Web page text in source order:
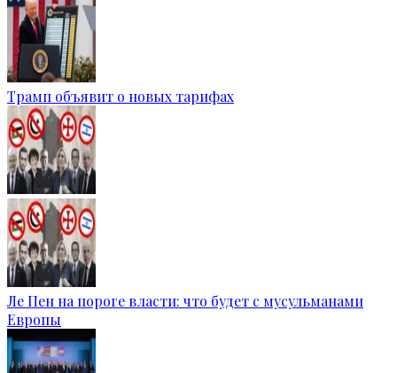
Трамп объявит о новых тарифах
Ле Пен на пороге власти: что будет с мусульманами
Европы